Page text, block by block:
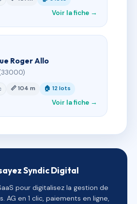
Voir la fiche →
Roger Allo
📏 104 m 🏠 12 lots
Voir la fiche →
Syndic Digital
pour digitalisez la gestion de
AG en 1 clic, paiements en ligne,